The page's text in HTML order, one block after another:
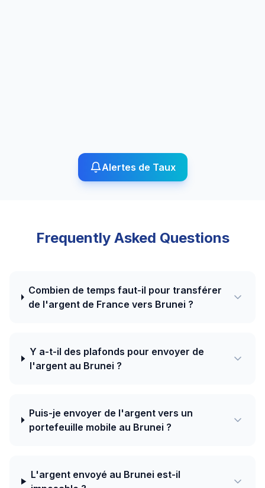
Alertes de Taux
Frequently Asked Questions
Combien de temps faut-il pour transférer
de l'argent de France vers Brunei ?
Y a-t-il des plafonds pour envoyer de
l'argent au Brunei ?
Puis-je envoyer de l'argent vers un
portefeuille mobile au Brunei ?
L'argent envoyé au Brunei est-il